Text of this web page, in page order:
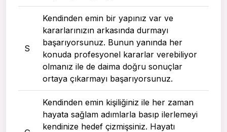
S
Kendinden emin bir yapınız var ve
kararlarınızın arkasında durmayı
başarıyorsunuz. Bunun yanında her
konuda profesyonel kararlar verebiliyor
olmanız ile de daima doğru sonuçlar
ortaya çıkarmayı başarıyorsunuz.
Kendinden emin kişiliğiniz ile her zaman
hayata sağlam adımlarla basıp ilerlemeyi
kendinize hedef çizmişsiniz. Hayatı